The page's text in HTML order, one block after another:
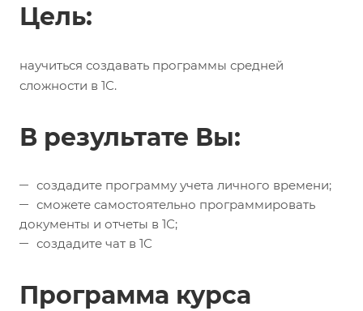
Цель:
научиться создавать программы средней
сложности в 1С.
В результате Вы:
создадите программу учета личного времени;
сможете самостоятельно программировать
документы и отчеты в 1С;
создадите чат в 1С
Программа курса